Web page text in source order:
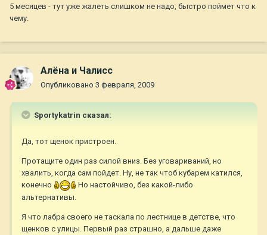
5 месяцев - тут уже жалеть слишком не надо, быстро поймет что к
чему.
Алёна и Чалисс
Опубликовано 3 февраля, 2009
Sportykatrin сказал:
Да, тот щенок пристроен.
Протащите один раз силой вниз. Без уговариваний, но
хвалить, когда сам пойдет. Ну, не так чтоб кубарем катился,
конечно
Но настойчиво, без какой-либо
альтернативы.
Я что лабра своего не таскала по лестнице в детстве, что
щенков с улицы. Первый раз страшно, а дальше даже